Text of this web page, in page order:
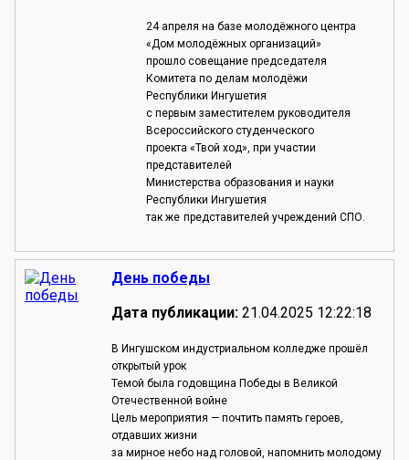
24 апреля на базе молодёжного центра
«Дом молодёжных организаций»
прошло совещание председателя
Комитета по делам молодёжи
Республики Ингушетия
с первым заместителем руководителя
Всероссийского студенческого
проекта «Твой ход», при участии
представителей
Министерства образования и науки
Республики Ингушетия
так же представителей учреждений СПО.
День победы
Дата публикации: 21.04.2025 12:22:18
В Ингушском индустриальном колледже прошёл
открытый урок
Темой была годовщина Победы в Великой
Отечественной войне
Цель мероприятия — почтить память героев,
отдавших жизни
за мирное небо над головой, напомнить молодому